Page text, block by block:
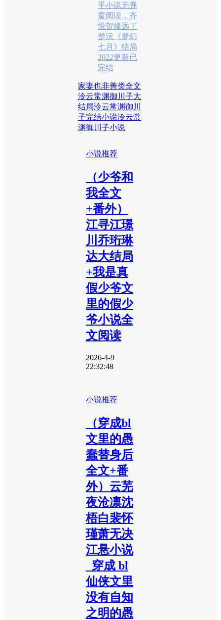
乎小说无弹
窗阅读，齐
悦贺修远丁
楚沅《梦幻
七月》结局
2022更新已
完结
家妻也非善类全文
泠云常渊御川子大
结局泠云常渊御川
子完结小说泠云常
渊御川子小说
小说推荐
（少爷和
我全文
+番外）
江寻江璟
川乔珩琳
达大结局
+我是真
假少爷文
里的假少
爷小说全
文阅读
2026-4-9
22:32:48
小说推荐
（穿成bl
文里的愚
蠢替身后
全文+番
外）云芜
夜沧凛沈
梧白裴怀
瑾萧无决
江悬小说
_穿成 bl
仙侠文里
没有自知
之明的愚